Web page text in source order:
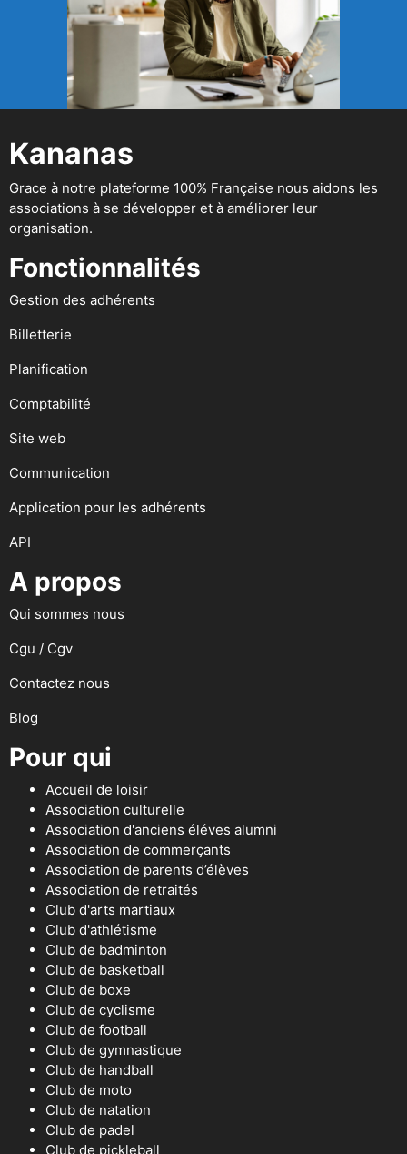
Kananas
Grace à notre plateforme 100% Française nous aidons les
associations à se développer et à améliorer leur
organisation.
Fonctionnalités
Gestion des adhérents
Billetterie
Planification
Comptabilité
Site web
Communication
Application pour les adhérents
API
A propos
Qui sommes nous
Cgu / Cgv
Contactez nous
Blog
Pour qui
Accueil de loisir
Association culturelle
Association d'anciens éléves alumni
Association de commerçants
Association de parents d’élèves
Association de retraités
Club d'arts martiaux
Club d'athlétisme
Club de badminton
Club de basketball
Club de boxe
Club de cyclisme
Club de football
Club de gymnastique
Club de handball
Club de moto
Club de natation
Club de padel
Club de pickleball